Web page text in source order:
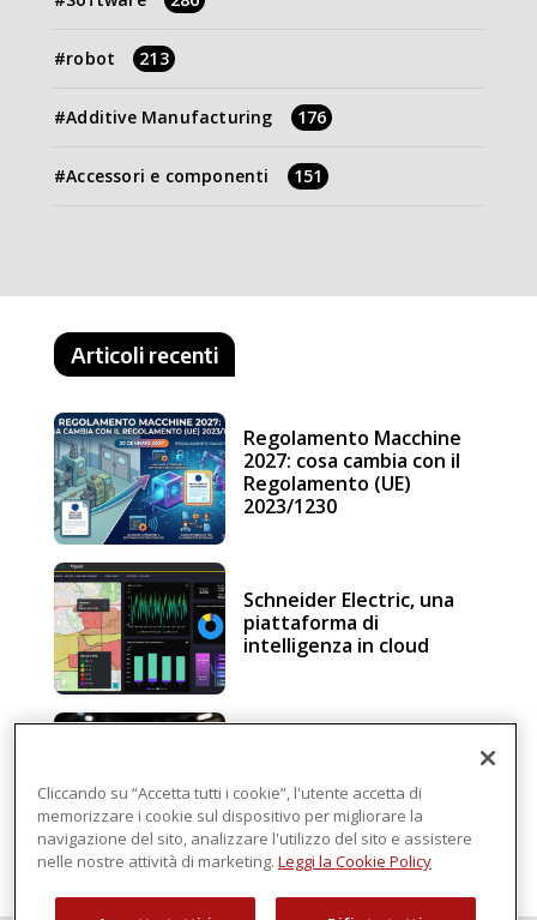
robot 213
Additive Manufacturing 176
Accessori e componenti 151
Articoli recenti
Regolamento Macchine
2027: cosa cambia con il
Regolamento (UE)
2023/1230
Schneider Electric, una
piattaforma di
intelligenza in cloud
Regolamento macchine
Cliccando su “Accetta tutti i cookie”, l'utente accetta di
memorizzare i cookie sul dispositivo per migliorare la
navigazione del sito, analizzare l'utilizzo del sito e assistere
nelle nostre attività di marketing. Leggi la Cookie Policy